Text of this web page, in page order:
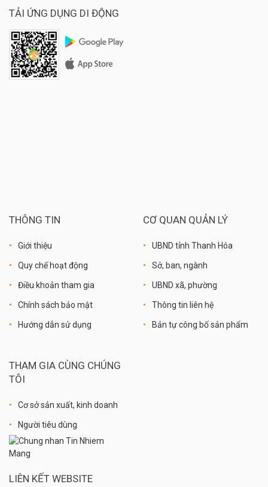
Giá: 600.000 đồng - 1.500.000 đồng/tùy size
TẢI ỨNG DỤNG DI ĐỘNG
THÔNG TIN
Giới thiệu
Quy chế hoạt động
Điều khoản tham gia
Chính sách bảo mật
Hướng dẫn sử dụng
CƠ QUAN QUẢN LÝ
UBND tỉnh Thanh Hóa
Sở, ban, ngành
UBND xã, phường
Thông tin liên hệ
Bản tự công bố sản phẩm
THAM GIA CÙNG CHÚNG
TÔI
Cơ sở sản xuất, kinh doanh
Người tiêu dùng
LIÊN KẾT WEBSITE